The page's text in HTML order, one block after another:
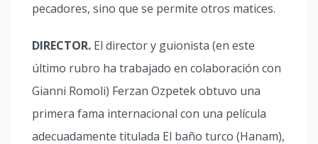
pecadores, sino que se permite otros matices.
DIRECTOR. El director y guionista (en este
último rubro ha trabajado en colaboración con
Gianni Romoli) Ferzan Ozpetek obtuvo una
primera fama internacional con una película
adecuadamente titulada El baño turco (Hanam),